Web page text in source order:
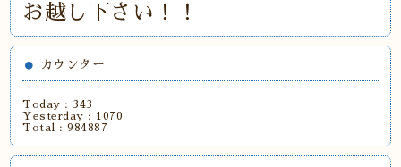
お越し下さい！！
カウンター
Today : 343
Yesterday : 1070
Total :984887